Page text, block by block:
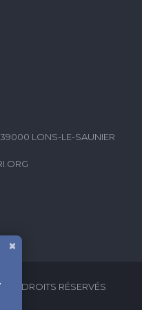
LONS-LE-SAUNIER
DROITS RÉSERVÉS
×